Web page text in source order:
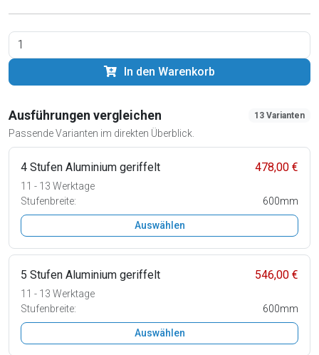
In den Warenkorb
Ausführungen vergleichen
Passende Varianten im direkten Überblick.
13 Varianten
4 Stufen Aluminium geriffelt 478,00 €
11 - 13 Werktage
Stufenbreite:
600mm
Auswählen
5 Stufen Aluminium geriffelt 546,00 €
11 - 13 Werktage
Stufenbreite:
600mm
Auswählen